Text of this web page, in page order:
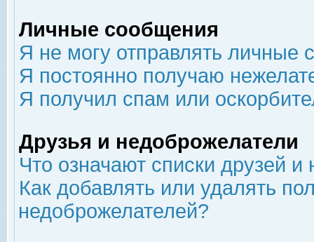
Личные сообщения
Я не могу отправлять личные
Я постоянно получаю
Я получил спам или
Друзья и недоброжелатели
Что означают списки друзей
Как добавлять или удалять
недоброжелателей?